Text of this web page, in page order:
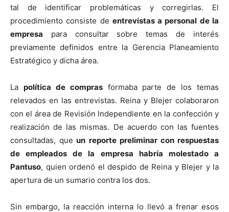
tal de identificar problemáticas y corregirlas. El
procedimiento consiste de entrevistas a personal de la
empresa para consultar sobre temas de interés
previamente definidos entre la Gerencia Planeamiento
Estratégico y dicha área.
La política de comprasformaba parte de los temas
relevados en las entrevistas. Reina y Blejer colaboraron
con el área de Revisión Independiente en la confección y
realización de las mismas. De acuerdo con las fuentes
consultadas, que un reporte preliminar con respuestas
de empleados de la empresa habría molestado a
Pantuso, quien ordenó el despido de Reina y Blejer y la
apertura de un sumario contra los dos.
Sin embargo, la reacción interna lo llevó a frenar esos